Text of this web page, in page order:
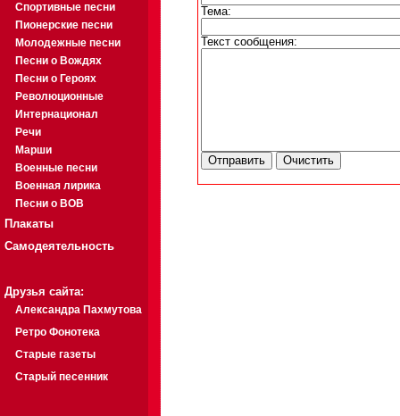
Спортивные песни
Пионерские песни
Молодежные песни
Песни о Вождях
Песни о Героях
Революционные
Интернационал
Речи
Марши
Военные песни
Военная лирика
Песни о ВОВ
Плакаты
Самодеятельность
Друзья сайта:
Александра Пахмутова
Ретро Фонотека
Старые газеты
Старый песенник
Тема:
Текст сообщения: